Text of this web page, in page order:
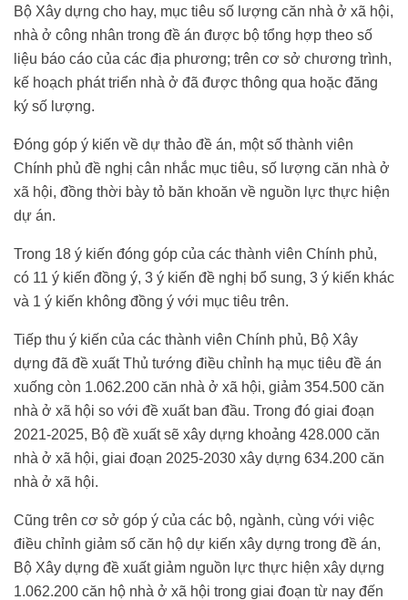
Bộ Xây dựng cho hay, mục tiêu số lượng căn nhà ở xã hội,
nhà ở công nhân trong đề án được bộ tổng hợp theo số
liệu báo cáo của các địa phương; trên cơ sở chương trình,
kế hoạch phát triển nhà ở đã được thông qua hoặc đăng
ký số lượng.
Đóng góp ý kiến về dự thảo đề án, một số thành viên
Chính phủ đề nghị cân nhắc mục tiêu, số lượng căn nhà ở
xã hội, đồng thời bày tỏ băn khoăn về nguồn lực thực hiện
dự án.
Trong 18 ý kiến đóng góp của các thành viên Chính phủ,
có 11 ý kiến đồng ý, 3 ý kiến đề nghị bổ sung, 3 ý kiến khác
và 1 ý kiến không đồng ý với mục tiêu trên.
Tiếp thu ý kiến của các thành viên Chính phủ, Bộ Xây
dựng đã đề xuất Thủ tướng điều chỉnh hạ mục tiêu đề án
xuống còn 1.062.200 căn nhà ở xã hội, giảm 354.500 căn
nhà ở xã hội so với đề xuất ban đầu. Trong đó giai đoạn
2021-2025, Bộ đề xuất sẽ xây dựng khoảng 428.000 căn
nhà ở xã hội, giai đoạn 2025-2030 xây dựng 634.200 căn
nhà ở xã hội.
Cũng trên cơ sở góp ý của các bộ, ngành, cùng với việc
điều chỉnh giảm số căn hộ dự kiến xây dựng trong đề án,
Bộ Xây dựng đề xuất giảm nguồn lực thực hiện xây dựng
1.062.200 căn hộ nhà ở xã hội trong giai đoạn từ nay đến